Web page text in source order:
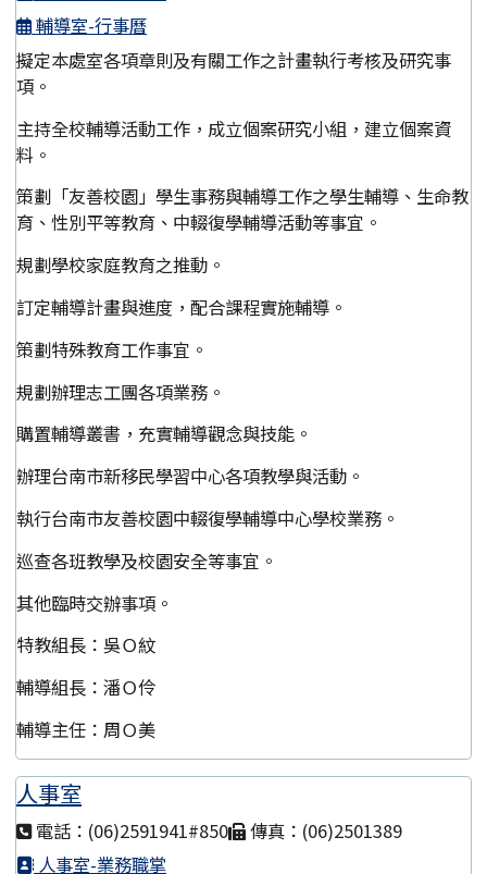
輔導室-行事曆
擬定本處室各項章則及有關工作之計畫執行考核及研究事
項。
主持全校輔導活動工作，成立個案研究小組，建立個案資
料。
策劃「友善校園」學生事務與輔導工作之學生輔導、生命教
育、性別平等教育、中輟復學輔導活動等事宜。
規劃學校家庭教育之推動。
訂定輔導計畫與進度，配合課程實施輔導。
策劃特殊教育工作事宜。
規劃辦理志工團各項業務。
購置輔導叢書，充實輔導觀念與技能。
辦理台南市新移民學習中心各項教學與活動。
執行台南市友善校園中輟復學輔導中心學校業務。
巡查各班教學及校園安全等事宜。
其他臨時交辦事項。
特教組長：吳Ｏ紋
輔導組長：潘Ｏ伶
輔導主任：周Ｏ美
人事室
電話：(06)2591941#850
傳真：(06)2501389
人事室-業務職掌